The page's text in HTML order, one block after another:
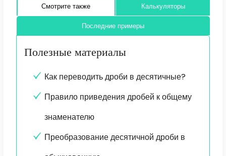
Смотрите также Калькуляторы
Последние примеры
Полезные материалы
Как переводить дроби в десятичные?
Правило приведения дробей к общему
знаменателю
Преобразование десятичной дроби в